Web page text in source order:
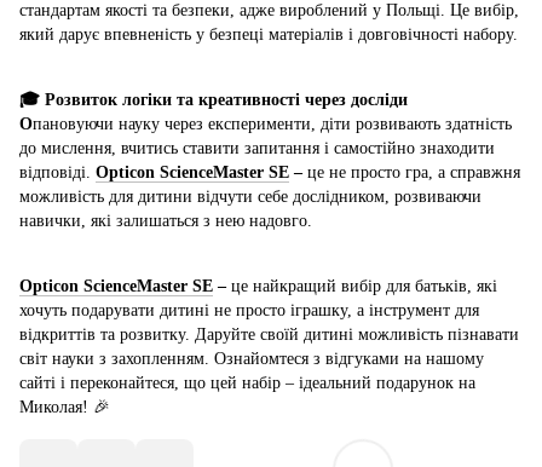
стандартам якості та безпеки, адже вироблений у Польщі. Це вибір,
який дарує впевненість у безпеці матеріалів і довговічності набору.
🎓 Розвиток логіки та креативності через досліди
Опановуючи науку через експерименти, діти розвивають здатність
до мислення, вчитись ставити запитання і самостійно знаходити
відповіді. Opticon ScienceMaster SE – це не просто гра, а справжня
можливість для дитини відчути себе дослідником, розвиваючи
навички, які залишаться з нею надовго.
Opticon ScienceMaster SE – це найкращий вибір для батьків, які
хочуть подарувати дитині не просто іграшку, а інструмент для
відкриттів та розвитку. Даруйте своїй дитині можливість пізнавати
світ науки з захопленням. Ознайомтеся з відгуками на нашому
сайті і переконайтеся, що цей набір – ідеальний подарунок на
Миколая! 🎉